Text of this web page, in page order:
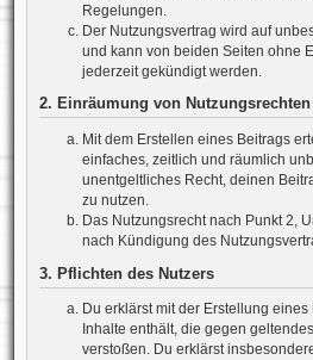
Regelungen.
Der Nutzungsvertrag wird auf
und kann von beiden Seiten ohne
jederzeit gekündigt werden.
2. Einräumung von Nutzungsrechten
Mit dem Erstellen eines Beitrags
einfaches, zeitlich und räumlich
unentgeltliches Recht, deinen
zu nutzen.
Das Nutzungsrecht nach Punkt 2,
nach Kündigung des
3. Pflichten des Nutzers
Du erklärst mit der Erstellung
Inhalte enthält, die gegen
verstoßen. Du erklärst